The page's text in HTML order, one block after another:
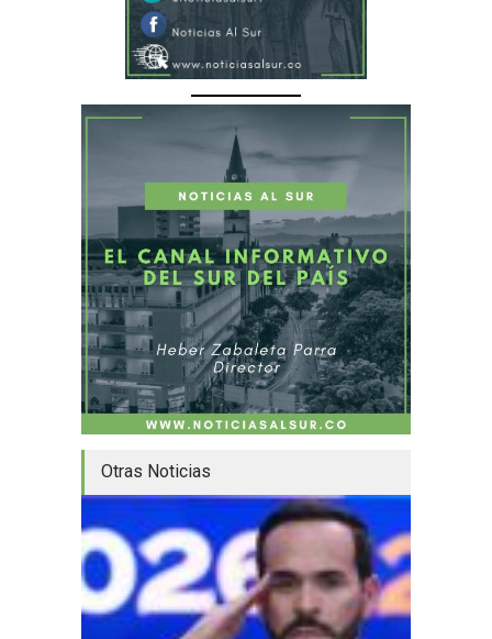
Otras Noticias